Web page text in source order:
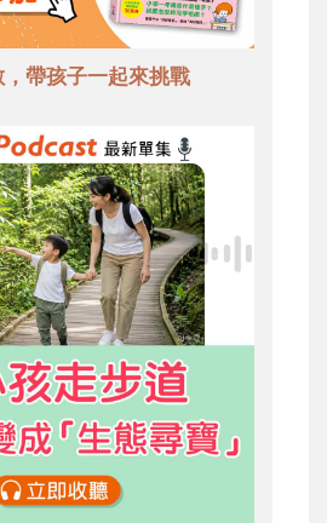
帶孩子一起來挑戰